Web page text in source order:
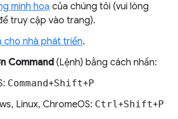
minh hoạ của chúng tôi (vui lòng
truy cập vào trang).
cho nhà phát triển.
Command(Lệnh) bằng cách nhấn:
Command+Shift+P
Linux, ChromeOS: Ctrl+Shift+P